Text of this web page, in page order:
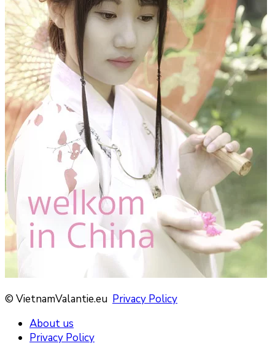
© VietnamValantie.eu Privacy Policy
About us
Privacy Policy